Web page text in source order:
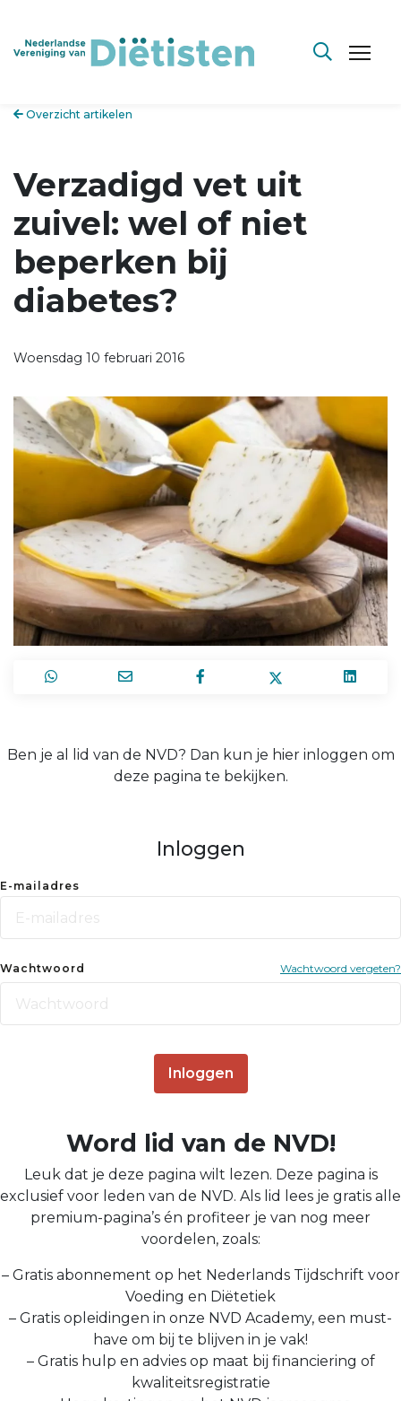
Overzicht artikelen
Verzadigd vet uit
zuivel: wel of niet
beperken bij
diabetes?
Woensdag 10 februari 2016
Ben je al lid van de NVD? Dan kun je hier inloggen om
deze pagina te bekijken.
Inloggen
E-mailadres
Wachtwoord Wachtwoord vergeten?
Inloggen
Word lid van de NVD!
Leuk dat je deze pagina wilt lezen. Deze pagina is
exclusief voor leden van de NVD. Als lid lees je gratis alle
premium-pagina’s én profiteer je van nog meer
voordelen, zoals:
– Gratis abonnement op het Nederlands Tijdschrift voor
Voeding en Diëtetiek
– Gratis opleidingen in onze NVD Academy, een must-
have om bij te blijven in je vak!
– Gratis hulp en advies op maat bij financiering of
kwaliteitsregistratie